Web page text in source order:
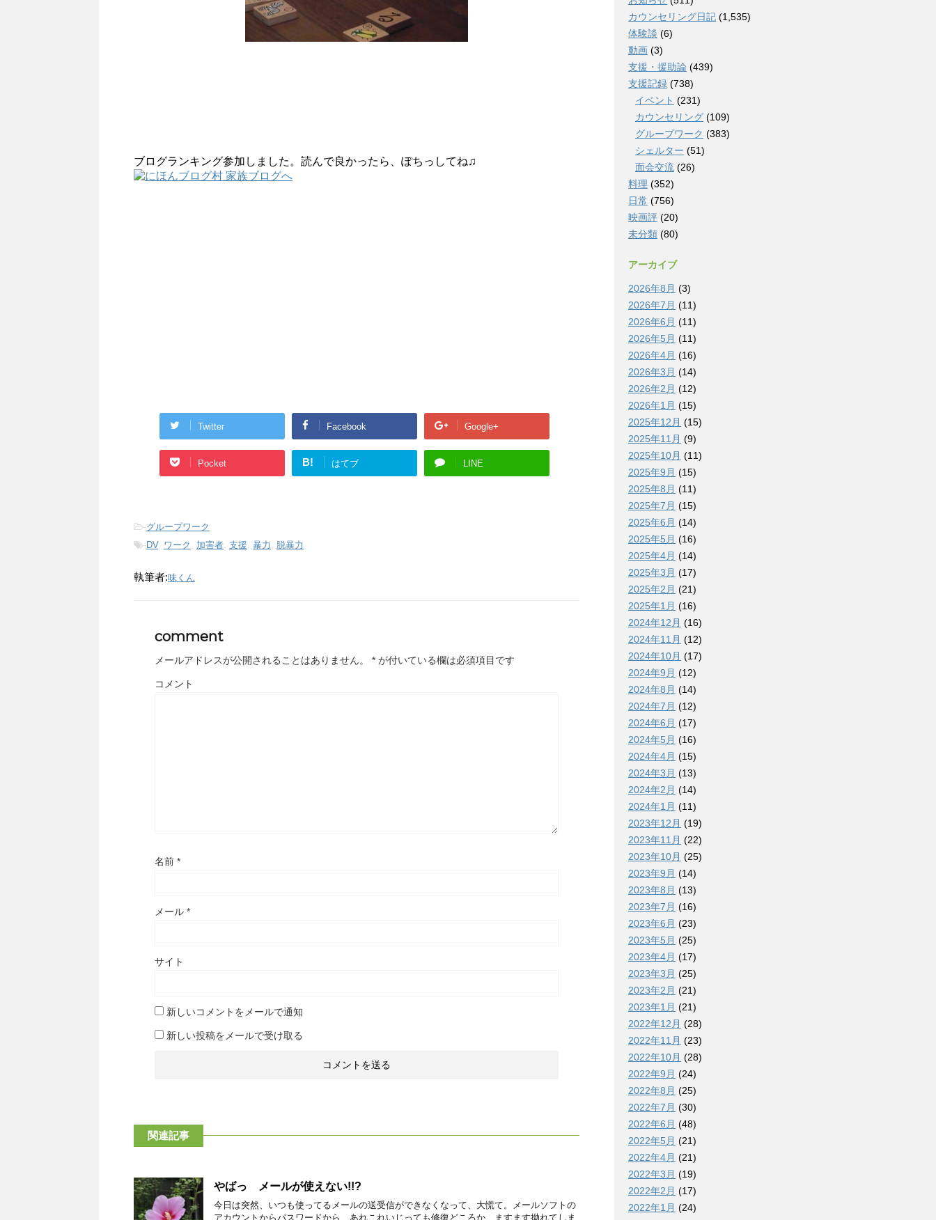
ブログランキング参加しました。読んで良かったら、ぽちっしてね♫
Twitter Facebook Google+
Pocket B! はてブ LINE
-グループワーク
-DV, ワーク , 加害者, 支援, 暴力 , 脱暴力
執筆者:味くん
comment
メールアドレスが公開されることはありません。 * が付いている欄は必須項目です
コメント
名前 *
メール *
サイト
新しいコメントをメールで通知
新しい投稿をメールで受け取る
関連記事
やばっ メールが使えない!!?
今日は突然、いつも使ってるメールの送受信ができなくなって、大慌て。メールソフトの
アカウントからパスワードから、あれこれいじっても修復どころか、ますます拗れてしま
カウンセリング日記 (1,535)
体験談 (6)
動画 (3)
支援・援助論 (439)
支援記録 (738)
イベント (231)
カウンセリング (109)
グループワーク (383)
シェルター (51)
面会交流 (26)
料理 (352)
日常 (756)
映画評 (20)
未分類 (80)
アーカイブ
2026年8月 (3)
2026年7月 (11)
2026年6月 (11)
2026年5月 (11)
2026年4月 (16)
2026年3月 (14)
2026年2月 (12)
2026年1月 (15)
2025年12月 (15)
2025年11月 (9)
2025年10月 (11)
2025年9月 (15)
2025年8月 (11)
2025年7月 (15)
2025年6月 (14)
2025年5月 (16)
2025年4月 (14)
2025年3月 (17)
2025年2月 (21)
2025年1月 (16)
2024年12月 (16)
2024年11月 (12)
2024年10月 (17)
2024年9月 (12)
2024年8月 (14)
2024年7月 (12)
2024年6月 (17)
2024年5月 (16)
2024年4月 (15)
2024年3月 (13)
2024年2月 (14)
2024年1月 (11)
2023年12月 (19)
2023年11月 (22)
2023年10月 (25)
2023年9月 (14)
2023年8月 (13)
2023年7月 (16)
2023年6月 (23)
2023年5月 (25)
2023年4月 (17)
2023年3月 (25)
2023年2月 (21)
2023年1月 (21)
2022年12月 (28)
2022年11月 (23)
2022年10月 (28)
2022年9月 (24)
2022年8月 (25)
2022年7月 (30)
2022年6月 (48)
2022年5月 (21)
2022年4月 (21)
2022年3月 (19)
2022年2月 (17)
2022年1月 (24)